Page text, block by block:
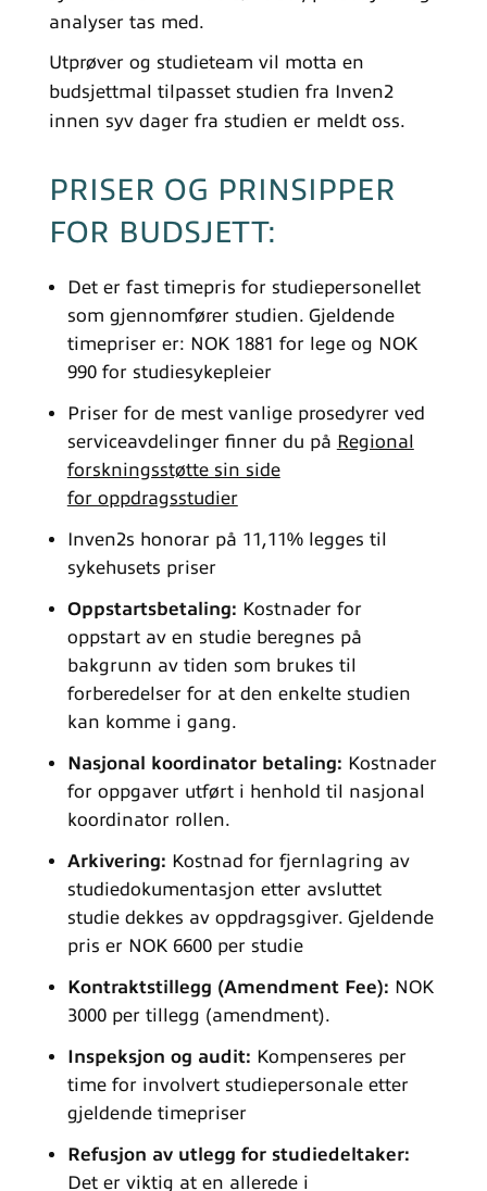
analyser tas med.
Utprøver og studieteam vil motta en
budsjettmal tilpasset studien fra Inven2
innen syv dager fra studien er meldt oss.
PRISER OG PRINSIPPER
FOR BUDSJETT:
Det er fast timepris for studiepersonellet
som gjennomfører studien. Gjeldende
timepriser er: NOK 1881 for lege og NOK
990 for studiesykepleier
Priser for de mest vanlige prosedyrer ved
serviceavdelinger finner du på Regional
forskningsstøtte sin side
for oppdragsstudier
Inven2s honorar på 11,11% legges til
sykehusets priser
Oppstartsbetaling: Kostnader for
oppstart av en studie beregnes på
bakgrunn av tiden som brukes til
forberedelser for at den enkelte studien
kan komme i gang.
Nasjonal koordinator betaling: Kostnader
for oppgaver utført i henhold til nasjonal
koordinator rollen.
Arkivering: Kostnad for fjernlagring av
studiedokumentasjon etter avsluttet
studie dekkes av oppdragsgiver. Gjeldende
pris er NOK 6600 per studie
Kontraktstillegg (Amendment Fee): NOK
3000 per tillegg (amendment).
Inspeksjon og audit: Kompenseres per
time for involvert studiepersonale etter
gjeldende timepriser
Refusjon av utlegg for studiedeltaker:
Det er viktig at en allerede i